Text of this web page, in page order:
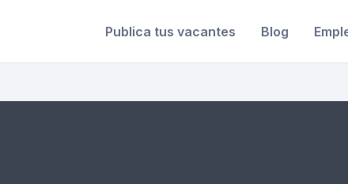
Publica tus vacantes Blog